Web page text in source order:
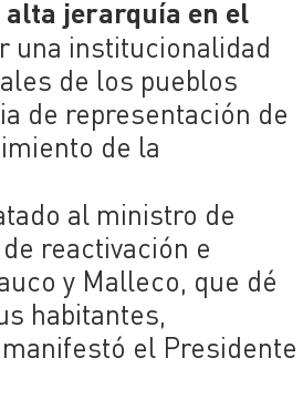
alta jerarquía en el
una institucionalidad
de los pueblos
de representación de
de la
al ministro de
reactivación e
y Malleco, que dé
habitantes,
el Presidente